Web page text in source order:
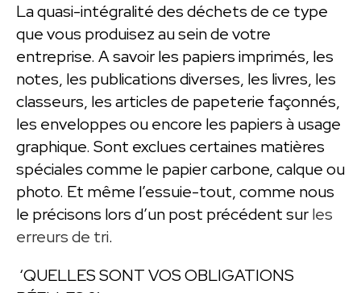
La quasi-intégralité des déchets de ce type
que vous produisez au sein de votre
entreprise. A savoir les papiers imprimés, les
notes, les publications diverses, les livres, les
classeurs, les articles de papeterie façonnés,
les enveloppes ou encore les papiers à usage
graphique. Sont exclues certaines matières
spéciales comme le papier carbone, calque ou
photo. Et même l’essuie-tout, comme nous
le précisons lors d’un post précédent surles
erreurs de tri.
‘QUELLES SONT VOS OBLIGATIONS